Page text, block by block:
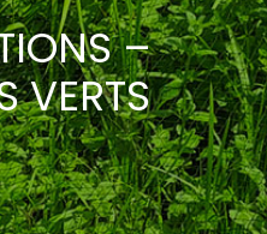
–
VERTS